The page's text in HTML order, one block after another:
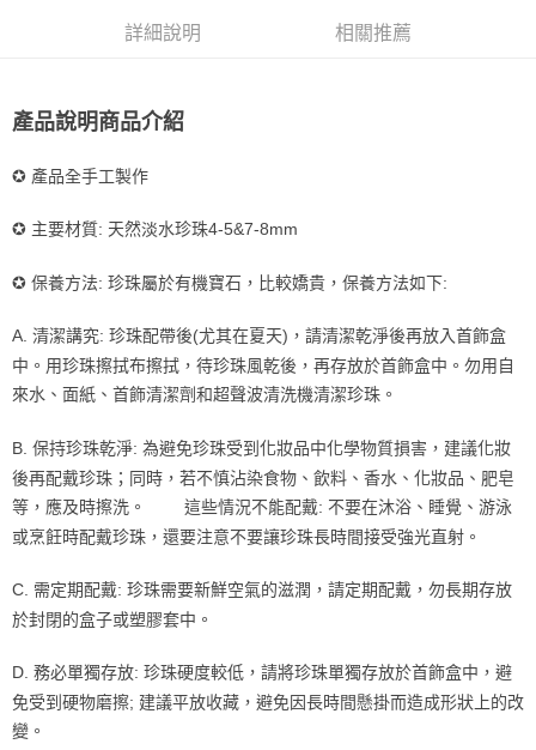
付款後全家取貨
每筆NT$85，滿NT$999(含以上)免運費
每筆NT$100，滿NT$999(含以上)免運費
7-11取貨付款
付款後7-11取貨
每筆NT$85，滿NT$999(含以上)免運費
宅配
每筆NT$85，滿NT$999(含以上)免運費
詳細說明 相關推薦
產品說明商品介紹
✪ 產品全手工製作
✪ 主要材質: 天然淡水珍珠4-5&7-8mm
✪ 保養方法: 珍珠屬於有機寶石，比較嬌貴，保養方法如下:
A. 清潔講究: 珍珠配帶後(尤其在夏天)，請清潔乾淨後再放入首飾盒
中。用珍珠擦拭布擦拭，待珍珠風乾後，再存放於首飾盒中。勿用自
來水、面紙、首飾清潔劑和超聲波清洗機清潔珍珠。
B. 保持珍珠乾淨: 為避免珍珠受到化妝品中化學物質損害，建議化妝
後再配戴珍珠；同時，若不慎沾染食物、飲料、香水、化妝品、肥皂
等，應及時擦洗。 這些情況不能配戴: 不要在沐浴、睡覺、游泳
或烹飪時配戴珍珠，還要注意不要讓珍珠長時間接受強光直射。
C. 需定期配戴: 珍珠需要新鮮空氣的滋潤，請定期配戴，勿長期存放
於封閉的盒子或塑膠套中。
D. 務必單獨存放: 珍珠硬度較低，請將珍珠單獨存放於首飾盒中，避
免受到硬物磨擦; 建議平放收藏，避免因長時間懸掛而造成形狀上的改
變。